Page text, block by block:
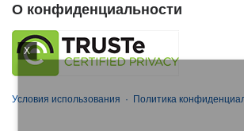
X
О конфиденциальности
Условия использования · Политика